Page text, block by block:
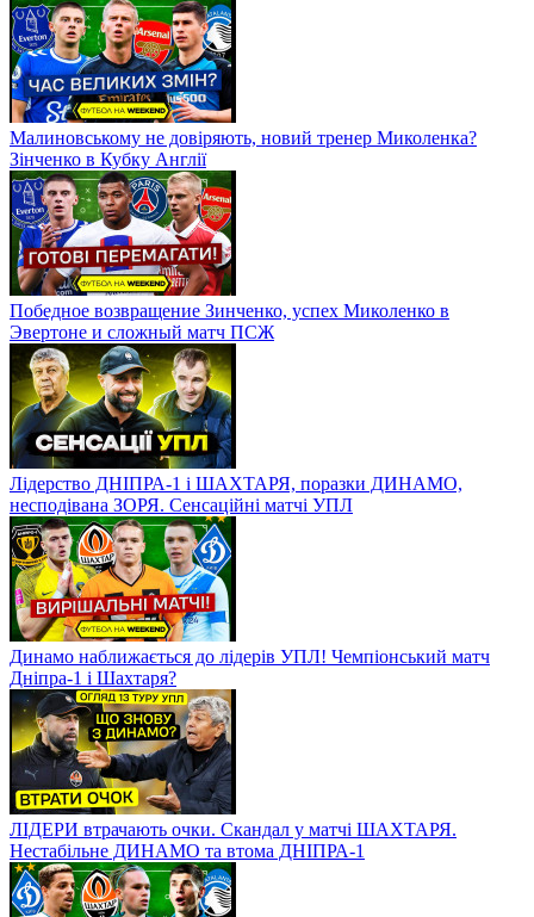
Малиновському не довіряють, новий тренер Миколенка?
Зінченко в Кубку Англії
Победное возвращение Зинченко, успех Миколенко в
Эвертоне и сложный матч ПСЖ
Лідерство ДНІПРА-1 і ШАХТАРЯ, поразки ДИНАМО,
несподівана ЗОРЯ. Сенсаційні матчі УПЛ
Динамо наближається до лідерів УПЛ! Чемпіонський матч
Дніпра-1 і Шахтаря?
ЛІДЕРИ втрачають очки. Скандал у матчі ШАХТАРЯ.
Нестабільне ДИНАМО та втома ДНІПРА-1